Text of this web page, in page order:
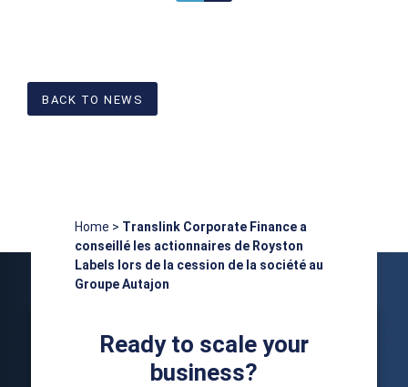
BACK TO NEWS
Home > Translink Corporate Finance a
conseillé les actionnaires de Royston
Labels lors de la cession de la société au
Groupe Autajon
Ready to scale your
business?